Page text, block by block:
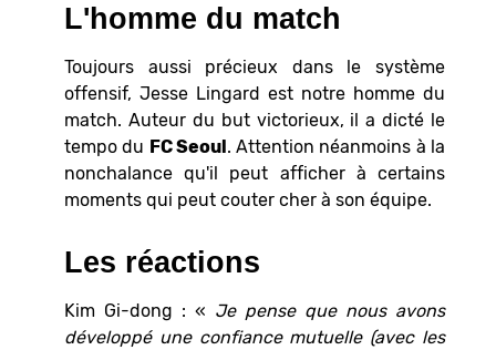
L'homme du match
Toujours aussi précieux dans le système
offensif, Jesse Lingard est notre homme du
match. Auteur du but victorieux, il a dicté le
tempo du FC Seoul . Attention néanmoins à la
nonchalance qu'il peut afficher à certains
moments qui peut couter cher à son équipe.
Les réactions
Kim Gi-dong : « Je pense que nous avons
développé une confiance mutuelle (avec les